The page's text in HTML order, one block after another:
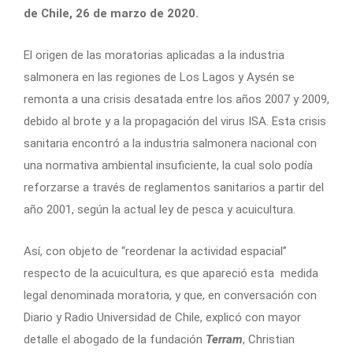
de Chile, 26 de marzo de 2020.
El origen de las moratorias aplicadas a la industria
salmonera en las regiones de Los Lagos y Aysén se
remonta a una crisis desatada entre los años 2007 y 2009,
debido al brote y a la propagación del virus ISA. Esta crisis
sanitaria encontró a la industria salmonera nacional con
una normativa ambiental insuficiente, la cual solo podía
reforzarse a través de reglamentos sanitarios a partir del
año 2001, según la actual ley de pesca y acuicultura.
Así, con objeto de “reordenar la actividad espacial”
respecto de la acuicultura, es que apareció esta medida
legal denominada moratoria, y que, en conversación con
Diario y Radio Universidad de Chile, explicó con mayor
detalle el abogado de la fundación Terram, Christian